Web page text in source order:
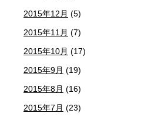
2015年12月 (5)
2015年11月 (7)
2015年10月 (17)
2015年9月 (19)
2015年8月 (16)
2015年7月 (23)